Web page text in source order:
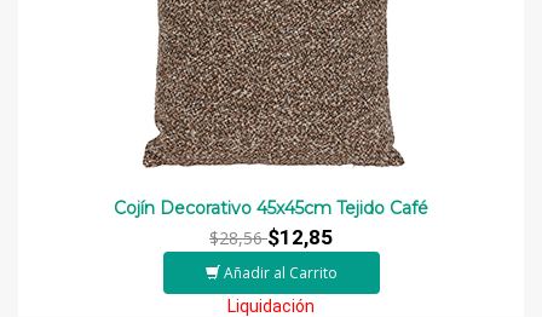
Cojín Decorativo 45x45cm Tejido Café
$28,56$12,85
Añadir al Carrito
Liquidación